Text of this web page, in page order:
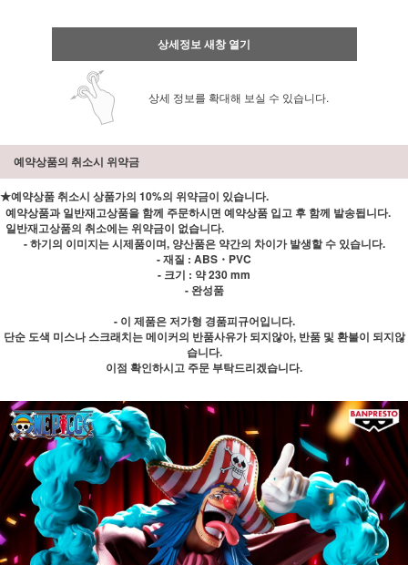
상세정보 새창 열기
상세 정보를 확대해 보실 수 있습니다.
예약상품의 취소시 위약금
★예약상품 취소시 상품가의 10%의 위약금이 있습니다.
예약상품과 일반재고상품을 함께 주문하시면 예약상품 입고 후 함께 발송됩니다.
일반재고상품의 취소에는 위약금이 없습니다.
- 하기의 이미지는 시제품이며, 양산품은 약간의 차이가 발생할 수 있습니다.
- 재질 : ABS・PVC
- 크기 : 약 230 mm
- 완성품
- 이 제품은 저가형 경품피규어입니다.
단순 도색 미스나 스크래치는 메이커의 반품사유가 되지않아, 반품 및 환불이 되지않
습니다.
이점 확인하시고 주문 부탁드리겠습니다.